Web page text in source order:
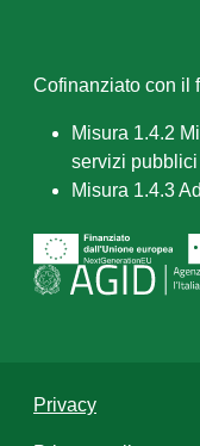
Cofinanziato con il
Misura 1.4.2
servizi
Misura 1.4.3
Privacy